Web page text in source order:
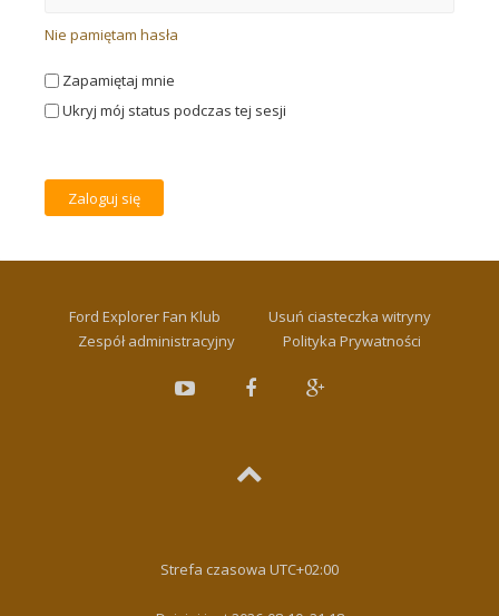
Nie pamiętam hasła
Zapamiętaj mnie
Ukryj mój status podczas tej sesji
Ford Explorer Fan Klub
Usuń ciasteczka witryny
Zespół administracyjny
Polityka Prywatności
Strefa czasowa UTC+02:00